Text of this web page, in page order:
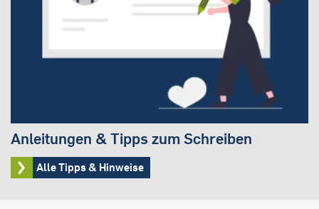
Anleitungen & Tipps zum Schreiben
Alle Tipps & Hinweise